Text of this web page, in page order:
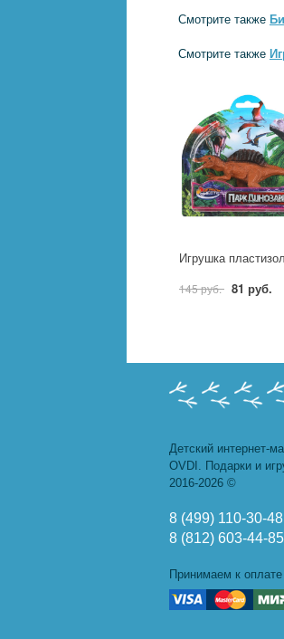
Смотрите также
Смотрите также
145 руб. 81 руб.
Детский интернет-
OVDI. Подарки и
2016-2026 ©
8 (499) 110-30-48
8 (812) 603-44-85
Принимаем к оплате